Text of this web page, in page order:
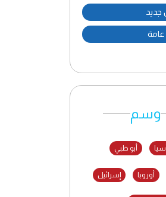
جديد
وسم
أبو ظبي
أوروبا إسرائيل